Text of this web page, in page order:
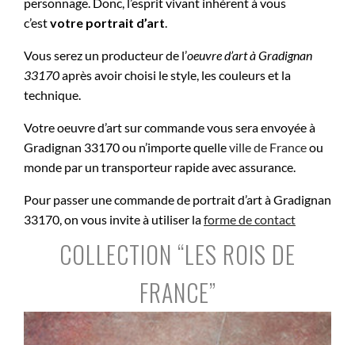
c’estvotre portrait d’art.
Vous serez un producteur de l’oeuvre d’art àGradignan
33170après avoir choisi le style, les couleurs et la
technique.
Votre oeuvre d’art sur commande vous sera envoyée à
Gradignan 33170 ou n’importe quelleville de Franceou
monde par un transporteur rapide avec assurance.
Pour passer une commande de portrait d’art à Gradignan
33170, on vous invite à utiliser laforme de contact
COLLECTION “LES ROIS DE
FRANCE”